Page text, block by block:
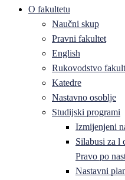
O fakultetu
Naučni skup
Pravni fakultet
English
Rukovodstvo
Katedre
Nastavno osoblje
Studijski programi
Izmijenjeni
Silabusi za l
Pravo po
Nastavni